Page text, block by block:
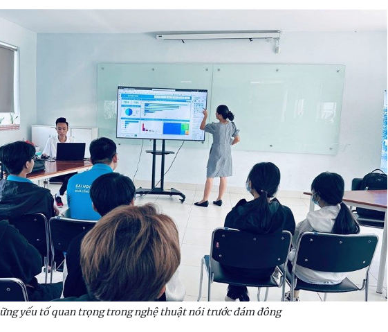
yếu tố quan trọng trong nghệ thuật nói trước đám đông